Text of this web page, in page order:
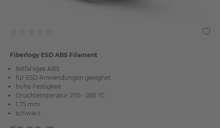
Fiberlogy ESD ABS Filament
leitfähiges ABS
für ESD Anwendungen geeignet
hohe Festigkeit
Drucktemperatur 250 - 265 °C
1.75 mm
schwarz